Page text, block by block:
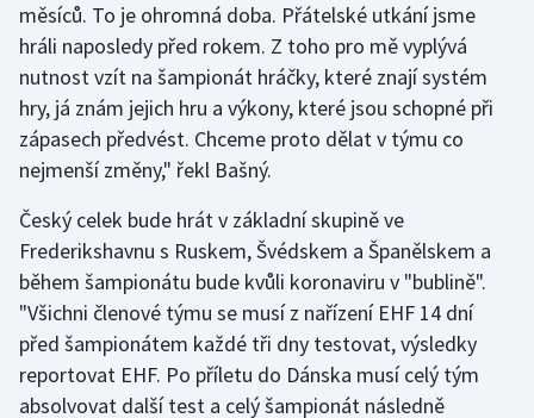
Plavání
Plážový volejbal
Ragby
Rychlobruslení
Rychlostní kanoistika
Short track
Sportovní střelba
měsíců. To je ohromná doba. Přátelské utkání jsme
hráli naposledy před rokem. Z toho pro mě vyplývá
nutnost vzít na šampionát hráčky, které znají systém
hry, já znám jejich hru a výkony, které jsou schopné při
zápasech předvést. Chceme proto dělat v týmu co
nejmenší změny," řekl Bašný.
Český celek bude hrát v základní skupině ve
Frederikshavnu s Ruskem, Švédskem a Španělskem a
během šampionátu bude kvůli koronaviru v "bublině".
"Všichni členové týmu se musí z nařízení EHF 14 dní
před šampionátem každé tři dny testovat, výsledky
reportovat EHF. Po příletu do Dánska musí celý tým
absolvovat další test a celý šampionát následně